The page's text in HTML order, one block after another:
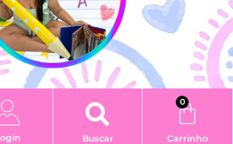
Buscar
0
Carrinho